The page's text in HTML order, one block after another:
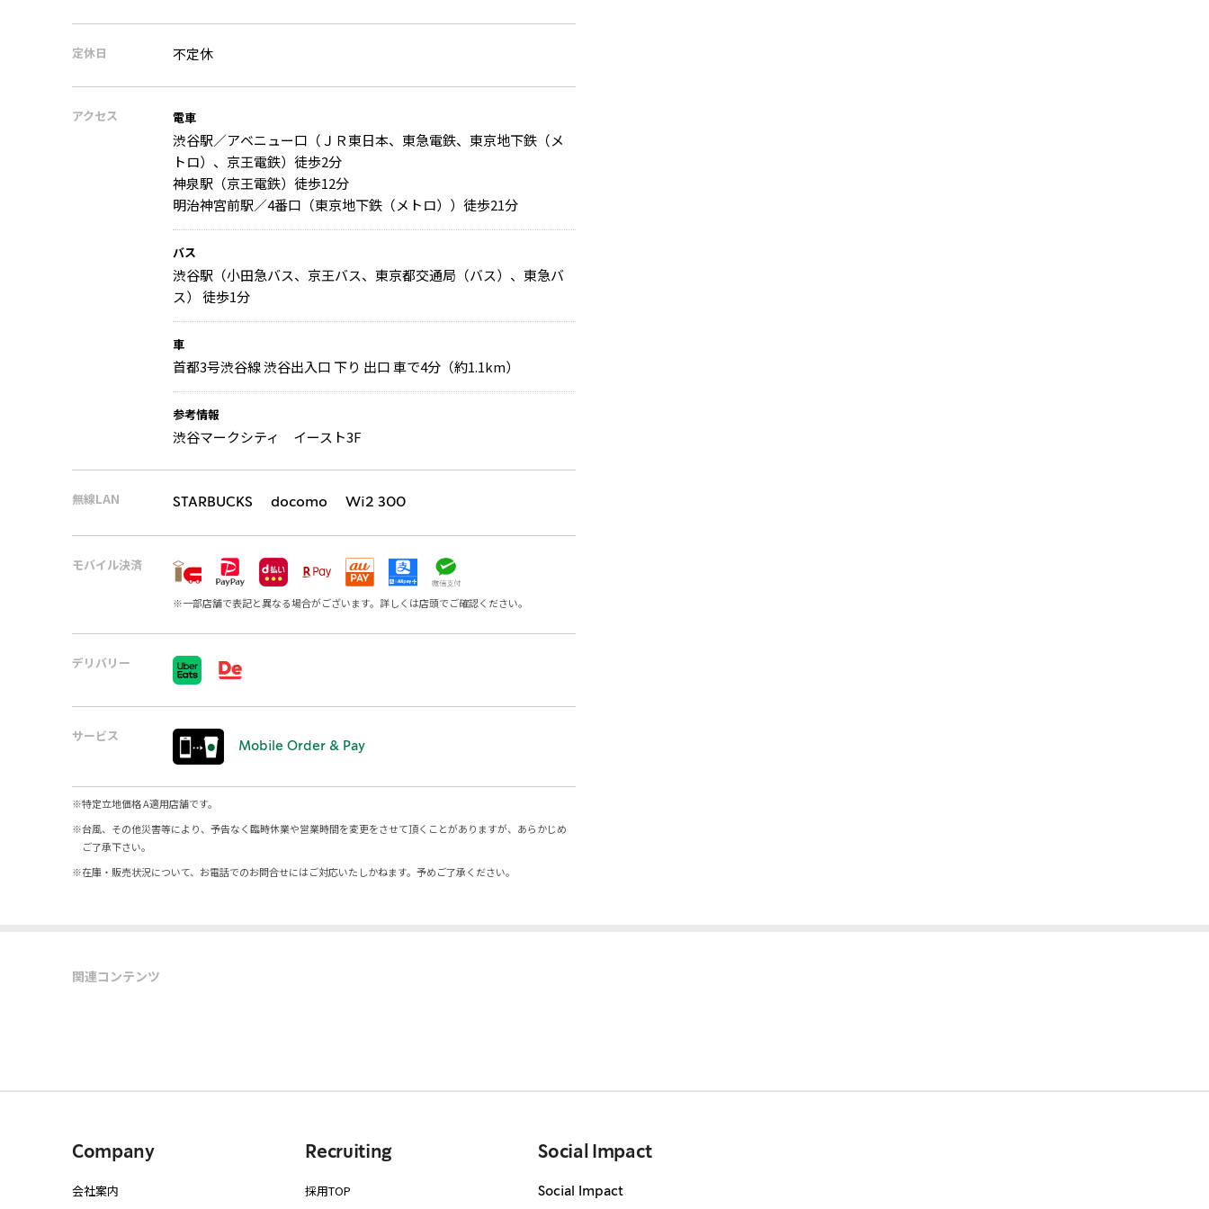
定休日 不定休
アクセス 電車
渋谷駅／アベニュー口（ＪＲ東日本、東急電鉄、東京地下鉄（メ
トロ）、京王電鉄）徒歩2分
神泉駅（京王電鉄）徒歩12分
明治神宮前駅／4番口（東京地下鉄（メトロ））徒歩21分
バス
渋谷駅（小田急バス、京王バス、東京都交通局（バス）、東急バ
ス） 徒歩1分
車
首都3号渋谷線 渋谷出入口 下り 出口 車で4分（約1.1km）
参考情報
渋谷マークシティ イースト3F
無線LAN STARBUCKS docomo Wi2 300
モバイル決済
※一部店舗で表記と異なる場合がございます。詳しくは店頭でご確認ください。
デリバリー
サービス
Mobile Order & Pay
※特定立地価格 A適用店舗です。
※台風、その他災害等により、予告なく臨時休業や営業時間を変更をさせて頂くことがありますが、あらかじめ
ご了承下さい。
※在庫・販売状況について、お電話でのお問合せにはご対応いたしかねます。予めご了承ください。
関連コンテンツ
Company
会社案内
Recruiting
採用TOP
Social Impact
Social Impact